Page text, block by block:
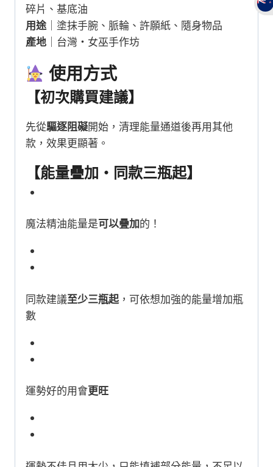
碎片、基底油
用途｜塗抹手腕、脈輪、許願紙、隨身物品
產地 ｜台灣・女巫手作坊
使用方式
【初次購買建議】
先從驅逐阻礙開始，清理能量通道後再用其他
款，效果更顯著。
【能量疊加・同款三瓶起】
魔法精油能量是可以疊加的！
同款建議至少三瓶起，可依想加強的能量增加瓶
數
運勢好的用會更旺